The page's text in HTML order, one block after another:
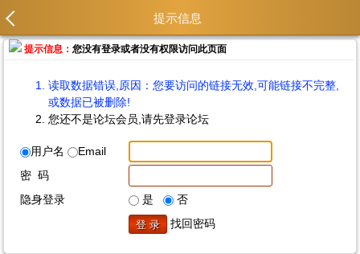
提示信息
提示信息：您没有登录或者没有权限访问此页面
读取数据错误,原因：您要访问的链接无效,可能链接不完整,
或数据已被删除!
您还不是论坛会员,请先登录论坛
用户名
Email
密 码
隐身登录
是
否
找回密码